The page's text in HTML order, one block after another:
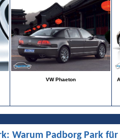
VW Phaeton
Warum Padborg Park